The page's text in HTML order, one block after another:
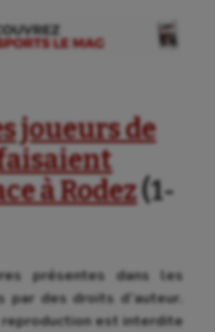
joueurs de
faisaient
à Rodez(1-
présentes dans les
par des droits d’auteur.
est interdite